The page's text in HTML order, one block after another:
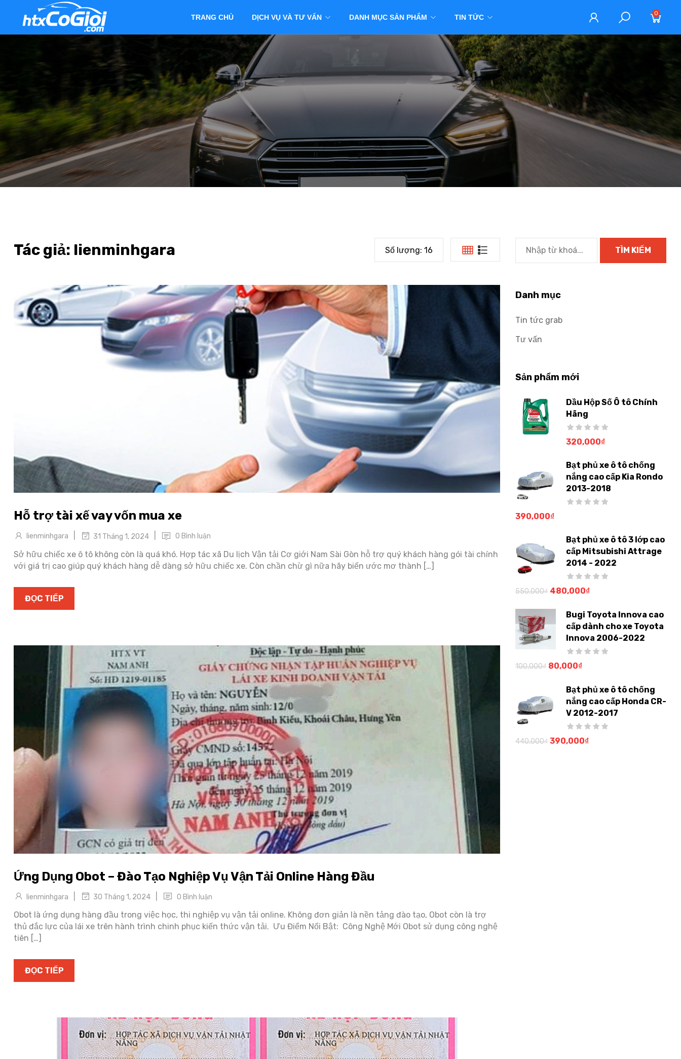
TRANG CHỦ DỊCH VỤ VÀ TƯ VẤN DANH MỤC SẢN PHẨM TIN TỨC 0
Tác giả: lienminhgara Số lượng: 16
Hỗ trợ tài xế vay vốn mua xe
lienminhgara 31 Tháng 1, 2024 0 Bình luận
Sở hữu chiếc xe ô tô không còn là quá khó. Hợp tác xã Du lịch Vận tải Cơ giới Nam Sài Gòn hỗ trợ quý khách hàng gói tài chính
với giá trị cao giúp quý khách hàng dễ dàng sở hữu chiếc xe. Còn chần chừ gì nữa hãy biến ước mơ thành […]
ĐỌC TIẾP
Ứng Dụng Obot – Đào Tạo Nghiệp Vụ Vận Tải Online Hàng Đầu
lienminhgara 30 Tháng 1, 2024 0 Bình luận
Obot là ứng dụng hàng đầu trong việc học, thi nghiệp vụ vận tải online. Không đơn giản là nền tảng đào tạo, Obot còn là trợ
thủ đắc lực của lái xe trên hành trình chinh phục kiến thức vận tải. Ưu Điểm Nổi Bật: Công Nghệ Mới Obot sử dụng công nghệ
tiên […]
ĐỌC TIẾP
Danh mục
Tin tức grab
Tư vấn
Sản phẩm mới
Dầu Hộp Số Ô tô Chính
Hãng
320,000₫
Bạt phủ xe ô tô chống
nắng cao cấp Kia Rondo
2013-2018
390,000₫
Bạt phủ xe ô tô 3 lớp cao
cấp Mitsubishi Attrage
2014 - 2022
550,000₫ 480,000₫
Bugi Toyota Innova cao
cấp dành cho xe Toyota
Innova 2006-2022
100,000₫ 80,000₫
Bạt phủ xe ô tô chống
nắng cao cấp Honda CR-
V 2012-2017
440,000₫ 390,000₫